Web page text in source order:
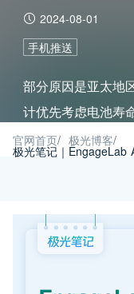
2024-08-01
手机推送
部分原因是亚太地
计优先考虑电池寿
送通知失败。对于
者来说，这是一个
官网首页/ 极光博客/
极光笔记｜EngageLab